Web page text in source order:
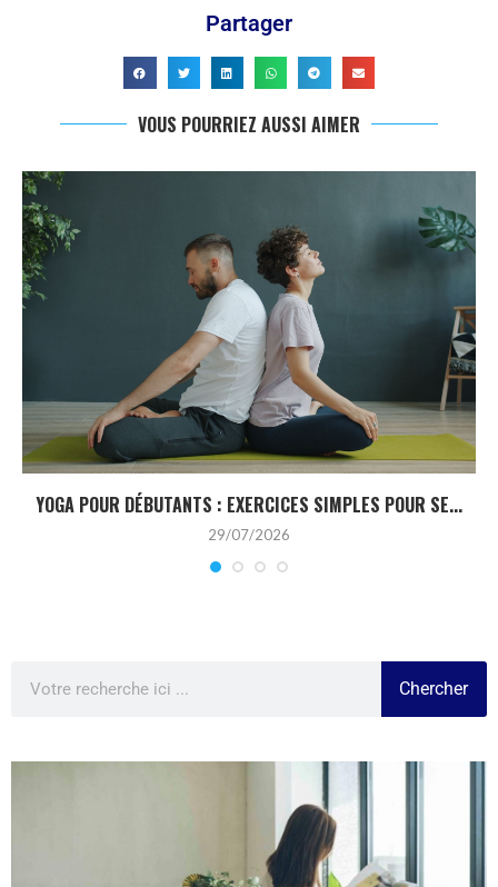
Partager
VOUS POURRIEZ AUSSI AIMER
YOGA POUR DÉBUTANTS : EXERCICES SIMPLES POUR SE...
29/07/2026
Chercher